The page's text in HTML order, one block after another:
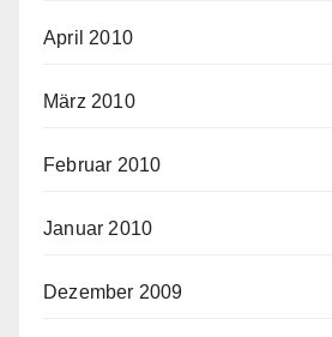
April 2010
März 2010
Februar 2010
Januar 2010
Dezember 2009